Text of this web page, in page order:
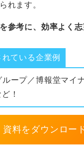
れます。
参考に、効率よく
ている企業例
ープ／博報堂マイ
！
資料をダウンロー